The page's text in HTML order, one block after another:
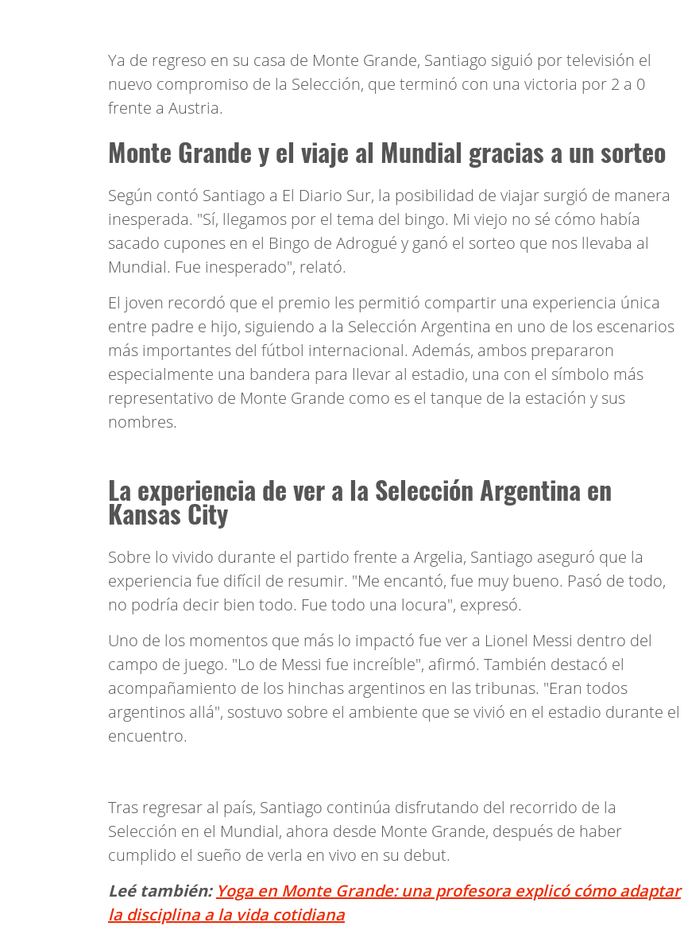
Ya de regreso en su casa de Monte Grande, Santiago siguió por televisión el
nuevo compromiso de la Selección, que terminó con una victoria por 2 a 0
frente a Austria.
Monte Grande y el viaje al Mundial gracias a un sorteo
Según contó Santiago a El Diario Sur, la posibilidad de viajar surgió de manera
inesperada. "Sí, llegamos por el tema del bingo. Mi viejo no sé cómo había
sacado cupones en el Bingo de Adrogué y ganó el sorteo que nos llevaba al
Mundial. Fue inesperado", relató.
El joven recordó que el premio les permitió compartir una experiencia única
entre padre e hijo, siguiendo a la Selección Argentina en uno de los escenarios
más importantes del fútbol internacional. Además, ambos prepararon
especialmente una bandera para llevar al estadio, una con el símbolo más
representativo de Monte Grande como es el tanque de la estación y sus
nombres.
La experiencia de ver a la Selección Argentina en
Kansas City
Sobre lo vivido durante el partido frente a Argelia, Santiago aseguró que la
experiencia fue difícil de resumir. "Me encantó, fue muy bueno. Pasó de todo,
no podría decir bien todo. Fue todo una locura", expresó.
Uno de los momentos que más lo impactó fue ver a Lionel Messi dentro del
campo de juego. "Lo de Messi fue increíble", afirmó. También destacó el
acompañamiento de los hinchas argentinos en las tribunas. "Eran todos
argentinos allá", sostuvo sobre el ambiente que se vivió en el estadio durante el
encuentro.
Tras regresar al país, Santiago continúa disfrutando del recorrido de la
Selección en el Mundial, ahora desde Monte Grande, después de haber
cumplido el sueño de verla en vivo en su debut.
Leé también: Yoga en Monte Grande: una profesora explicó cómo adaptar
la disciplina a la vida cotidiana